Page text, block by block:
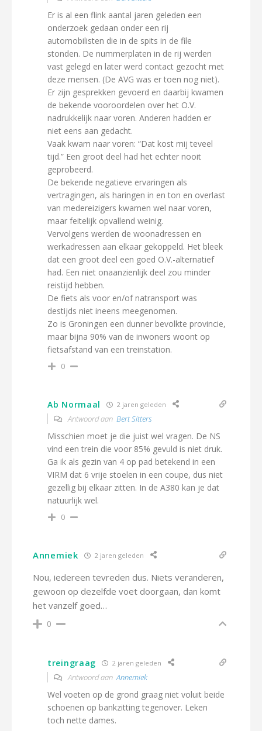
Er is al een flink aantal jaren geleden een
onderzoek gedaan onder een rij
automobilisten die in de spits in de file
stonden. De nummerplaten in de rij werden
vast gelegd en later werd contact gezocht met
deze mensen. (De AVG was er toen nog niet).
Er zijn gesprekken gevoerd en daarbij kwamen
de bekende vooroordelen over het O.V.
nadrukkelijk naar voren. Anderen hadden er
niet eens aan gedacht.
Vaak kwam naar voren: “Dat kost mij teveel
tijd.” Een groot deel had het echter nooit
geprobeerd.
De bekende negatieve ervaringen als
vertragingen, als haringen in en ton en overlast
van medereizigers kwamen wel naar voren,
maar feitelijk opvallend weinig.
Vervolgens werden de woonadressen en
werkadressen aan elkaar gekoppeld. Het bleek
dat een groot deel een goed O.V.-alternatief
had. Een niet onaanzienlijk deel zou minder
reistijd hebben.
De fiets als voor en/of natransport was
destijds niet ineens meegenomen.
Zo is Groningen een dunner bevolkte provincie,
maar bijna 90% van de inwoners woont op
fietsafstand van een treinstation.
0
Ab Normaal 2 jaren geleden
Antwoord aan Bert Sitters
Misschien moet je die juist wel vragen. De NS
vind een trein die voor 85% gevuld is niet druk.
Ga ik als gezin van 4 op pad betekend in een
VIRM dat 6 vrije stoelen in een coupe, dus niet
gezellig bij elkaar zitten. In de A380 kan je dat
natuurlijk wel.
0
Annemiek 2 jaren geleden
Nou, iedereen tevreden dus. Niets veranderen,
gewoon op dezelfde voet doorgaan, dan komt
het vanzelf goed…
0
treingraag 2 jaren geleden
Antwoord aanAnnemiek
Wel voeten op de grond graag niet voluit beide
schoenen op bankzitting tegenover. Leken
toch nette dames.